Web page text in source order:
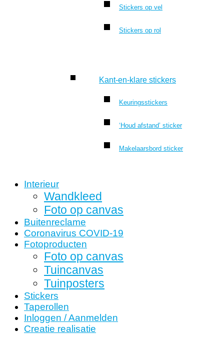
Stickers op vel
Stickers op rol
Kant-en-klare stickers
Keuringsstickers
‘Houd afstand’ sticker
Makelaarsbord sticker
Interieur
Wandkleed
Foto op canvas
Buitenreclame
Coronavirus COVID-19
Fotoproducten
Foto op canvas
Tuincanvas
Tuinposters
Stickers
Taperollen
Inloggen / Aanmelden
Creatie realisatie